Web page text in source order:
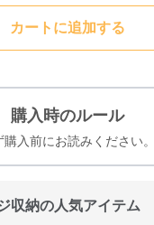
カートに追加する
購入時のルール
購入前にお読みください。
収納の人気アイテム